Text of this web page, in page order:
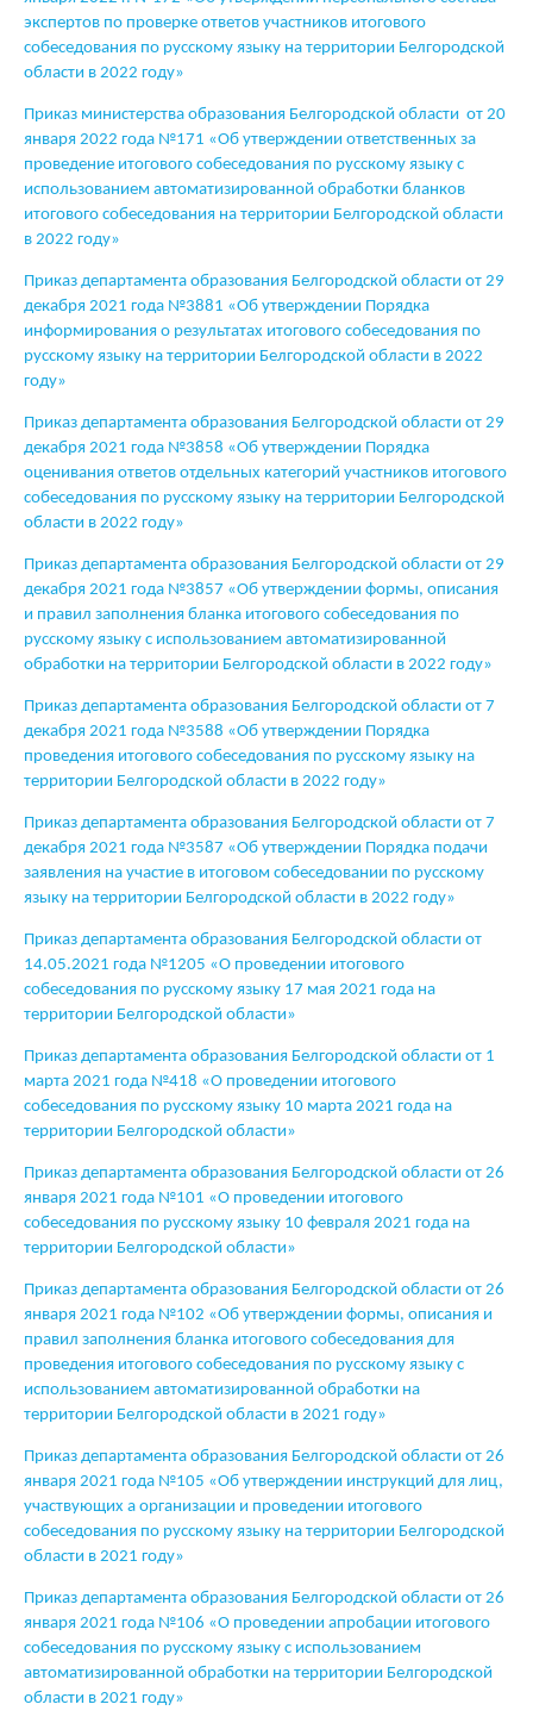
экспертов по проверке ответов участников итогового
собеседования по русскому языку на территории Белгородской
области в 2022 году»
Приказ министерства образования Белгородской области от 20
января 2022 года №171 «Об утверждении ответственных за
проведение итогового собеседования по русскому языку с
использованием автоматизированной обработки бланков
итогового собеседования на территории Белгородской области
в 2022 году»
Приказ департамента образования Белгородской области от 29
декабря 2021 года №3881 «Об утверждении Порядка
информирования о результатах итогового собеседования по
русскому языку на территории Белгородской области в 2022
году»
Приказ департамента образования Белгородской области от 29
декабря 2021 года №3858 «Об утверждении Порядка
оценивания ответов отдельных категорий участников итогового
собеседования по русскому языку на территории Белгородской
области в 2022 году»
Приказ департамента образования Белгородской области от 29
декабря 2021 года №3857 «Об утверждении формы, описания
и правил заполнения бланка итогового собеседования по
русскому языку с использованием автоматизированной
обработки на территории Белгородской области в 2022 году»
Приказ департамента образования Белгородской области от 7
декабря 2021 года №3588 «Об утверждении Порядка
проведения итогового собеседования по русскому языку на
территории Белгородской области в 2022 году»
Приказ департамента образования Белгородской области от 7
декабря 2021 года №3587 «Об утверждении Порядка подачи
заявления на участие в итоговом собеседовании по русскому
языку на территории Белгородской области в 2022 году»
Приказ департамента образования Белгородской области от
14.05.2021 года №1205 «О проведении итогового
собеседования по русскому языку 17 мая 2021 года на
территории Белгородской области»
Приказ департамента образования Белгородской области от 1
марта 2021 года №418 «О проведении итогового
собеседования по русскому языку 10 марта 2021 года на
территории Белгородской области»
Приказ департамента образования Белгородской области от 26
января 2021 года №101 «О проведении итогового
собеседования по русскому языку 10 февраля 2021 года на
территории Белгородской области»
Приказ департамента образования Белгородской области от 26
января 2021 года №102 «Об утверждении формы, описания и
правил заполнения бланка итогового собеседования для
проведения итогового собеседования по русскому языку с
использованием автоматизированной обработки на
территории Белгородской области в 2021 году»
Приказ департамента образования Белгородской области от 26
января 2021 года №105 «Об утверждении инструкций для лиц,
участвующих а организации и проведении итогового
собеседования по русскому языку на территории Белгородской
области в 2021 году»
Приказ департамента образования Белгородской области от 26
января 2021 года №106 «О проведении апробации итогового
собеседования по русскому языку с использованием
автоматизированной обработки на территории Белгородской
области в 2021 году»